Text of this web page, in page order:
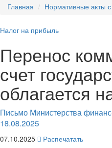
Главная Нормативные акты
Налог на прибыль
Перенос
счет
облагается
Письмо Министерства
18.08.2025
07.10.2025
Распечатать